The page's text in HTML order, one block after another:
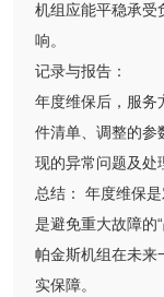
机组应能平稳承受
响。
记录与报告：
年度维保后，服务
件清单、调整的参
现的异常问题及处
总结： 年度维保
是避免重大故障的
帕金斯机组在未来
实保障。